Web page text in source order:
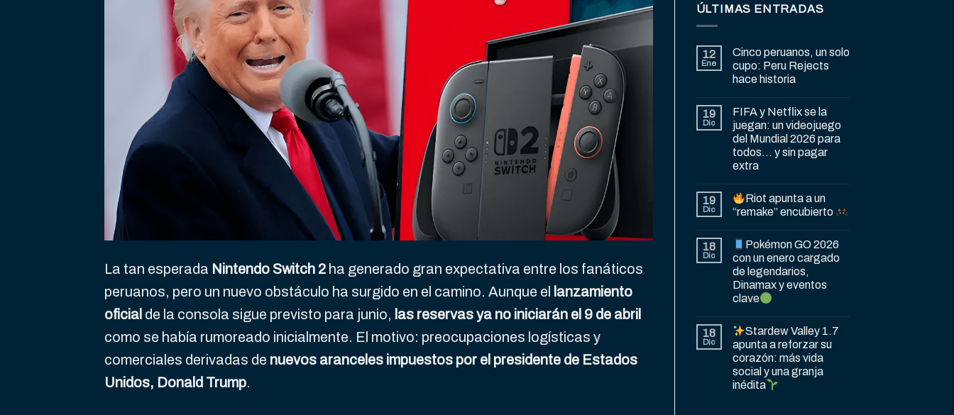
La tan esperada Nintendo Switch 2 ha generado gran expectativa entre los fanáticos
peruanos, pero un nuevo obstáculo ha surgido en el camino. Aunque el
lanzamiento
oficial de la consola sigue previsto para junio, las reservas ya no iniciarán el 9 de abril
como se había rumoreado inicialmente. El motivo: preocupaciones logísticas y
comerciales derivadas de nuevos aranceles impuestos por el presidente de Estados
Unidos, Donald Trump.
ÚLTIMAS ENTRADAS
12
Ene
Cinco peruanos, un solo
cupo: Peru Rejects
hace historia
19
Dic
FIFA y Netflix se la
juegan: un videojuego
del Mundial 2026 para
todos… y sin pagar
extra
19
Dic
Riot apunta a un
“remake” encubierto
18
Dic
Pokémon GO 2026
con un enero cargado
de legendarios,
Dinamax y eventos
clave
18
Dic
Stardew Valley 1.7
apunta a reforzar su
corazón: más vida
social y una granja
inédita